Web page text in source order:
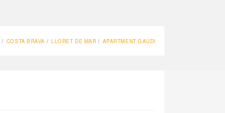
COSTA BRAVA LLORET DE MAR APARTMENT GAUDI